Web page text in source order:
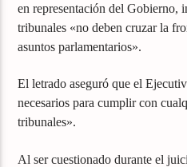
en representación del Gobierno,
tribunales «no deben cruzar la
asuntos parlamentarios».
El letrado aseguró que el
necesarios para cumplir con
tribunales».
Al ser cuestionado durante el